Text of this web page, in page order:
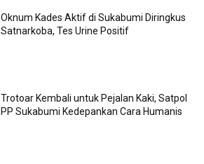
Oknum Kades Aktif di Sukabumi Diringkus
Satnarkoba, Tes Urine Positif
Trotoar Kembali untuk Pejalan Kaki, Satpol
PP Sukabumi Kedepankan Cara Humanis